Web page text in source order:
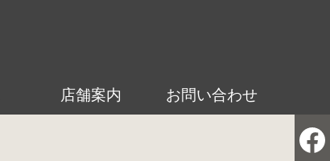
店舗案内 お問い合わせ